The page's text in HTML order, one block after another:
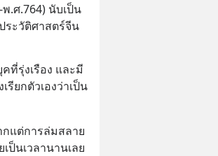
.ศ.764) นับเป็น
ระวัติศาสตร์จีน
ที่รุ่งเรือง และมี
ยกตัวเองว่าเป็น
กแต่การล่มสลาย
ป็นเวลานานเลย